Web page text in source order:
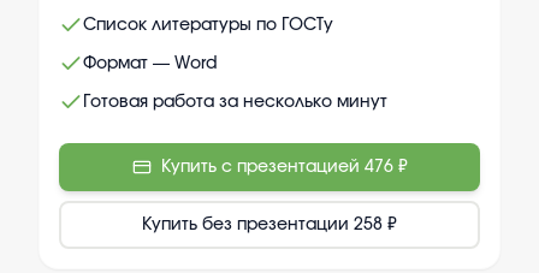
Список литературы по ГОСТу
Формат — Word
Готовая работа за несколько минут
Купить с презентацией 476 ₽
Купить без презентации 258 ₽